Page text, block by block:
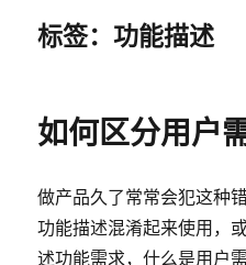
标签：功能描述
如何区分用户
做产品久了常常会犯这种
功能描述混淆起来使用，
述功能需求，什么是用户